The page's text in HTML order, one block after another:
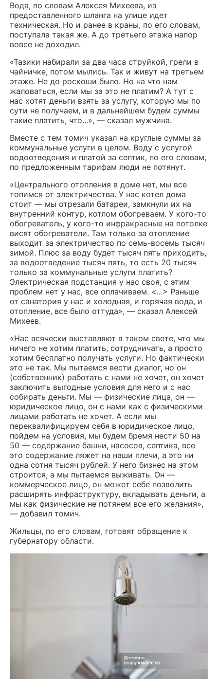
Вода, по словам Алексея Михеева, из
предоставленного шланга на улице идет
техническая. Но и ранее в краны, по его словам,
поступала такая же. А до третьего этажа напор
вовсе не доходил.
«Тазики набирали за два часа струйкой, грели в
чайничке, потом мылись. Так и живут на третьем
этаже. Не до роскоши было. Но на что нам
жаловаться, если мы за это не платим? А тут с
нас хотят деньги взять за услугу, которую мы по
сути не получаем, и в дальнейшем будем суммы
такие платить, что...», — сказал мужчина.
Вместе с тем томич указал на круглые суммы за
коммунальные услуги в целом. Воду с услугой
водоотведения и платой за септик, по его словам,
по предложенным тарифам люди не потянут.
«Центрального отопления в доме нет, мы все
топимся от электричества. У нас котел дома
стоит — мы отрезали батареи, замкнули их на
внутренний контур, котлом обогреваем. У кого-то
обогреватель, у кого-то инфракрасные на потолке
висят обогреватели. Там только за отопление
выходит за электричество по семь-восемь тысяч
зимой. Плюс за воду будет тысяч пять приходить,
за водоотведение тысяч пять, то есть 20 тысяч
только за коммунальные услуги платить?
Электрическая подстанция у нас своя, с этим
проблем нет у нас, все оплачиваем. <...> Раньше
от санатория у нас и холодная, и горячая вода, и
отопление, все было оттуда», — сказал Алексей
Михеев.
«Нас всячески выставляют в таком свете, что мы
ничего не хотим платить, сотрудничать, а просто
хотим бесплатно получать услуги. Но фактически
это не так. Мы пытаемся вести диалог, но он
(собственник) работать с нами не хочет, он хочет
заключить выгодные условия для него и с нас
собирать деньги. Мы — физические лица, он —
юридическое лицо, он с нами как с физическими
лицами работать не хочет. А если мы
переквалифицируем себя в юридическое лицо,
пойдем на условия, мы будем бремя нести 50 на
50 — содержание башни, насосов, септика, все
это содержание ляжет на наши плечи, а это ни
одна сотня тысяч рублей. У него бизнес на этом
строится, а мы пытаемся выживать. Он —
коммерческое лицо, он может себе позволить
расширять инфраструктуру, вкладывать деньги, а
мы как физические не потянем все его желания»,
— добавил томич.
Жильцы, по его словам, готовят обращение к
губернатору области.